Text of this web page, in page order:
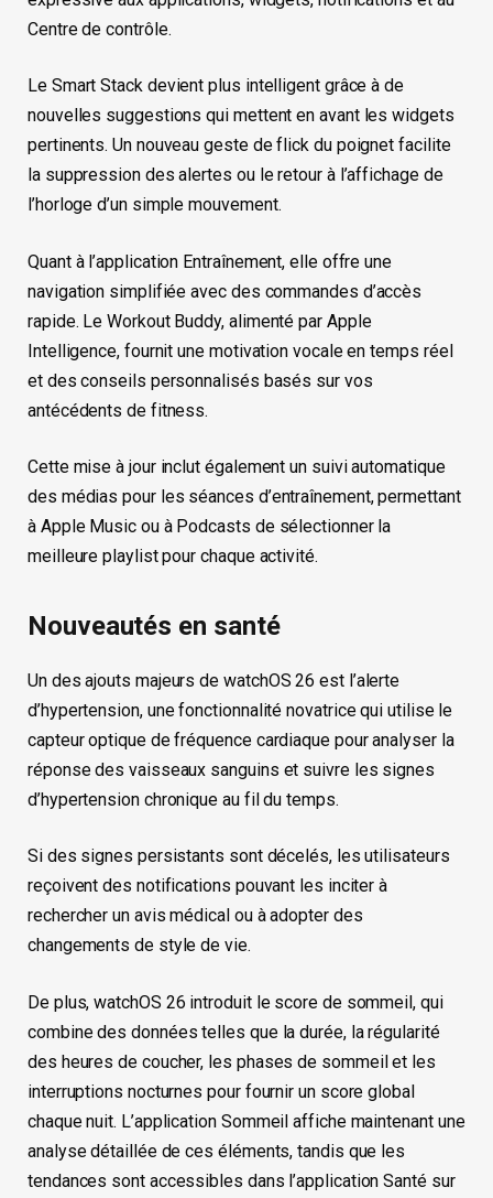
Centre de contrôle.
Le Smart Stack devient plus intelligent grâce à de
nouvelles suggestions qui mettent en avant les widgets
pertinents. Un nouveau geste de flick du poignet facilite
la suppression des alertes ou le retour à l’affichage de
l’horloge d’un simple mouvement.
Quant à l’application Entraînement, elle offre une
navigation simplifiée avec des commandes d’accès
rapide. Le Workout Buddy, alimenté par Apple
Intelligence, fournit une motivation vocale en temps réel
et des conseils personnalisés basés sur vos
antécédents de fitness.
Cette mise à jour inclut également un suivi automatique
des médias pour les séances d’entraînement, permettant
à Apple Music ou à Podcasts de sélectionner la
meilleure playlist pour chaque activité.
Nouveautés en santé
Un des ajouts majeurs de watchOS 26 est l’alerte
d’hypertension, une fonctionnalité novatrice qui utilise le
capteur optique de fréquence cardiaque pour analyser la
réponse des vaisseaux sanguins et suivre les signes
d’hypertension chronique au fil du temps.
Si des signes persistants sont décelés, les utilisateurs
reçoivent des notifications pouvant les inciter à
rechercher un avis médical ou à adopter des
changements de style de vie.
De plus, watchOS 26 introduit le score de sommeil, qui
combine des données telles que la durée, la régularité
des heures de coucher, les phases de sommeil et les
interruptions nocturnes pour fournir un score global
chaque nuit. L’application Sommeil affiche maintenant une
analyse détaillée de ces éléments, tandis que les
tendances sont accessibles dans l’application Santé sur